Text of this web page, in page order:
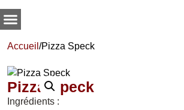
Accueil /Pizza Speck
Pizza Speck
Ingrédients :